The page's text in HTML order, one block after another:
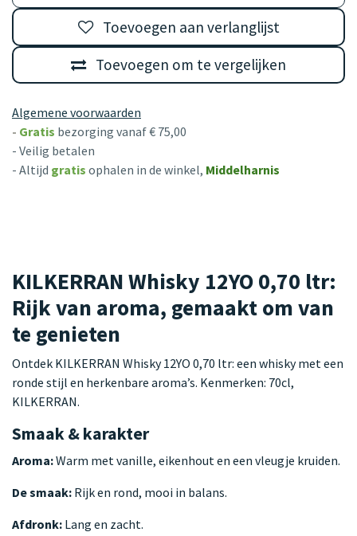
Toevoegen om te vergelijken
Toevoegen aan verlanglijst
Algemene voorwaarden
- Gratis bezorging vanaf € 75,00
- Veilig betalen
- Altijd gratis ophalen in de winkel, Middelharnis
KILKERRAN Whisky 12YO 0,70 ltr:
Rijk van aroma, gemaakt om van
te genieten
Ontdek KILKERRAN Whisky 12YO 0,70 ltr: een whisky met een
ronde stijl en herkenbare aroma’s. Kenmerken: 70cl,
KILKERRAN.
Smaak & karakter
Aroma:Warm met vanille, eikenhout en een vleugje kruiden.
De smaak: Rijk en rond, mooi in balans.
Afdronk: Lang en zacht.